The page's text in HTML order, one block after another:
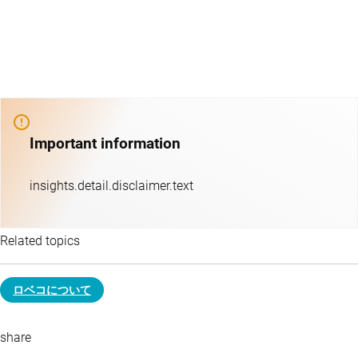
Important information
insights.detail.disclaimer.text
Related topics
ロベコについて
share